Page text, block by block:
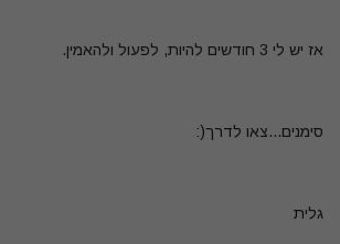
אז יש לי 3 חודשים להיות, לפעול ולהאמין.
סימנים...צאו לדרך(:
גלית